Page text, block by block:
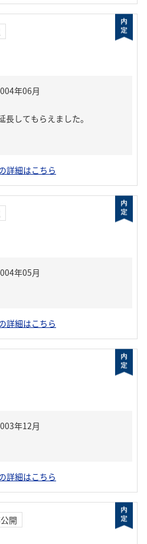
年06月
してもらえました。
詳細はこちら
年05月
詳細はこちら
年12月
詳細はこちら
開